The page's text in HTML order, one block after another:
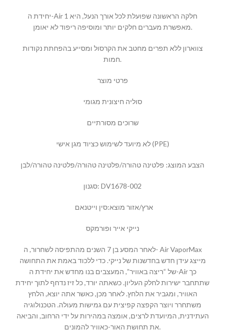
יחידת ה-Air 1 חלקה הראשונה שפועלת לכל אורך הנעל, היא
מאפשרת מעברים חלקים יותר ומוסיפה ריפוד לא יאומן.
צווארון ללא תפרים מחטב את הקרסול ומסייע בהפחתת נקודות
חמות.
פרטי מוצר
סוליה חיצונית מגומי
שרוכים מסורתיים
לא מיועד לשימוש כציוד מגן אישי (PPE)
הצבע המוצג: פלטינה טהורה/פלטינה טהורה/פלטינה טהורה/לבן
סגנון: DV1678-002
ארץ/אזור מוצא:סין וייטנאם
נייקי אייר ופורמקס
לאחר המסע בן 7 השנים מהתפיסה לשחרור, ה- Air VaporMax
מייצג עידן חדש בחדשנות של נייקי. כדי ללכוד באמת את התחושה
של “ריצה באוויר”, המעצבים בנו מחדש את יחידת ה-Air כך
שתתחבר ישירות לחלק העליון. כשאתה יורד, כל זיז נדחף לתוך יחידת
האוויר, ומגביר את הלחץ. לאחר מכן, כאשר אתה יוצא, הלחץ
משתחרר ויוצר הקפצה קפיצית עם גמישות מעולה. הטכנולוגיה
העתידנית, המיועדת לרצים, אומצה במהירות על ידי הרחוב, והביאה
את תחושת האור-כאוויר להמונים.